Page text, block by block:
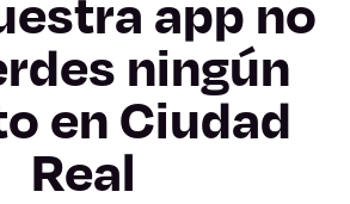
app no
ningún
en Ciudad
Real